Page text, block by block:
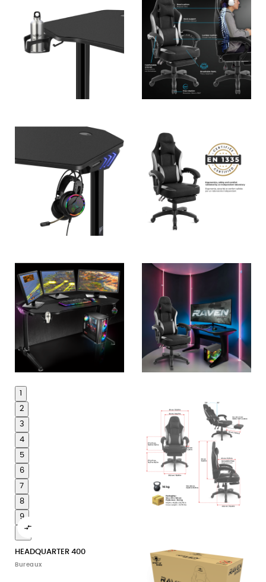
2
3
4
5
6
7
8
9

HEADQUARTER 400
Bureaux